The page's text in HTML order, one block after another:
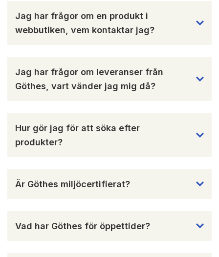
Jag har frågor om en produkt i
webbutiken, vem kontaktar jag?
Jag har frågor om leveranser från
Göthes, vart vänder jag mig då?
Hur gör jag för att söka efter
produkter?
Är Göthes miljöcertifierat?
Vad har Göthes för öppettider?